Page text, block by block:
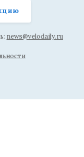
news@velodaily.ru